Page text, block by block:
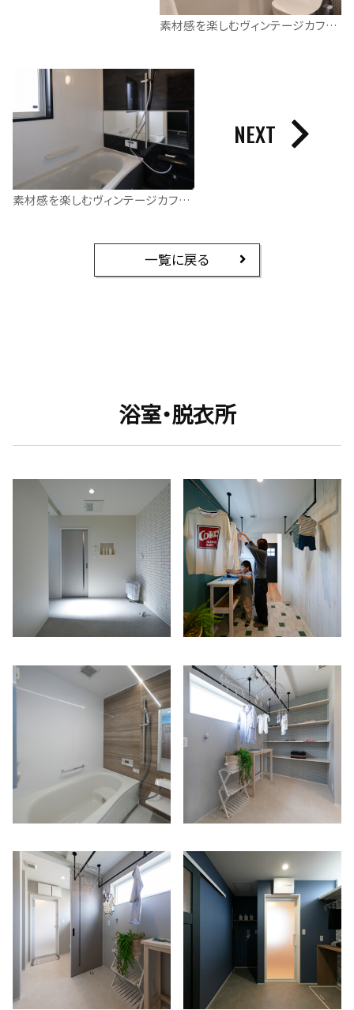
素材感を楽しむヴィンテージカフェスタイル
素材感を楽しむヴィンテージカフェスタイル
NEXT
一覧に戻る
浴室・脱衣所